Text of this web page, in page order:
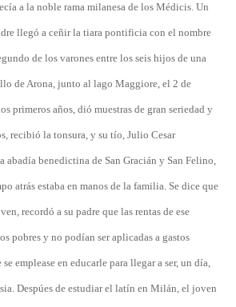
a la noble rama milanesa de los Médicis. Un
llegó a ceñir la tiara pontificia con el nombre
de los varones entre los seis hijos de una
de Arona, junto al lago Maggiore, el 2 de
primeros años, dió muestras de gran seriedad y
recibió la tonsura, y su tío, Julio Cesar
abadía benedictina de San Gracián y San Felino,
atrás estaba en manos de la familia. Se dice que
recordó a su padre que las rentas de ese
pobres y no podían ser aplicadas a gastos
emplease en educarle para llegar a ser, un día,
Despúes de estudiar el latín en Milán, el joven